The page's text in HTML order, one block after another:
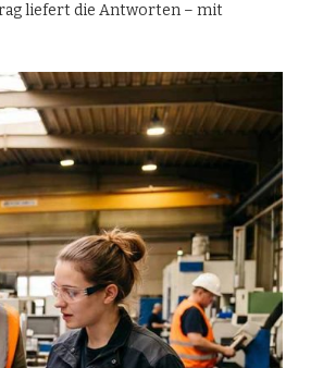
liefert die Antworten – mit